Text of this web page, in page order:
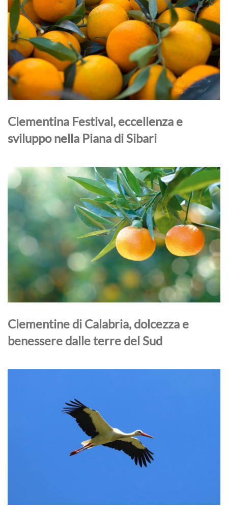
Clementina Festival, eccellenza e
sviluppo nella Piana di Sibari
Clementine di Calabria, dolcezza e
benessere dalle terre del Sud